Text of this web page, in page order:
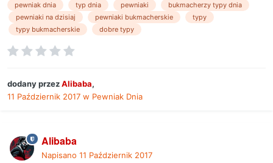
pewniak dnia typ dnia pewniaki
bukmacherzy typy dnia
pewniaki na dzisiaj
pewniaki bukmacherskie
typy
typy bukmacherskie
dobre typy
dodany przezAlibaba,
11 Październik 2017 w Pewniak Dnia
Alibaba
Napisano 11 Październik 2017